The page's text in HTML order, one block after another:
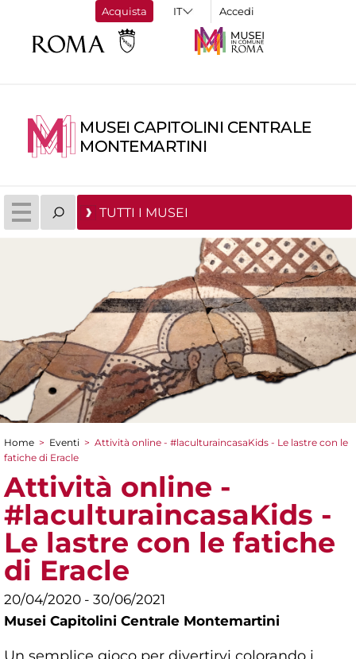
Acquista Accedi
MUSEI CAPITOLINI CENTRALE
MONTEMARTINI
TUTTI I MUSEI
Tu sei qui
Home > Eventi > Attività online - #laculturaincasaKids - Le lastre con le
fatiche di Eracle
Attività online -
#laculturaincasaKids -
Le lastre con le fatiche
di Eracle
20/04/2020 - 30/06/2021
Musei Capitolini Centrale Montemartini
Un semplice gioco per divertirvi colorando i